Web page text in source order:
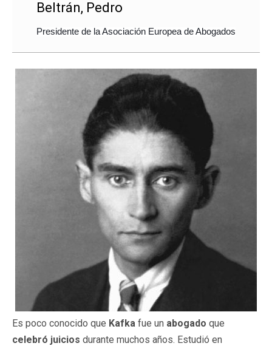
Beltrán, Pedro
Presidente de la Asociación Europea de Abogados
Es poco conocido que Kafka fue un abogado que
celebró juicios durante muchos años. Estudió en